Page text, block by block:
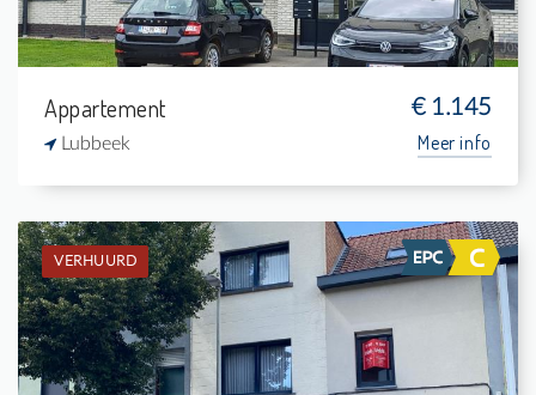
Appartement € 1.145
Lubbeek Meer info
VERHUURD
Verhuurd: Gelijkvloers app.